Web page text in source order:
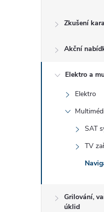
t
í
Zkušení
Akční
Elektro a
Elektro
SAT
TV
Grilování,
úklid